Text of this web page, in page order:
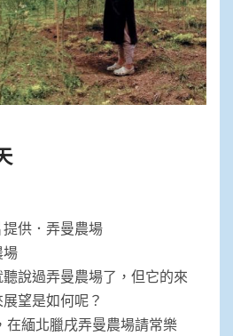
供．弄曼農場
場
說過弄曼農場了，但它的來
望是如何呢？
在緬北臘戌弄曼農場請常樂